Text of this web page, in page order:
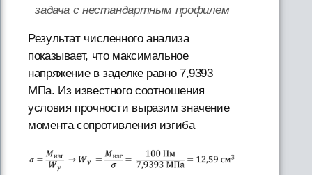
задача с нестандартным профилем
Результат численного анализа
показывает, что максимальное
напряжение в заделке равно 7,9393
МПа. Из известного соотношения
условия прочности выразим значение
момента сопротивления изгиба